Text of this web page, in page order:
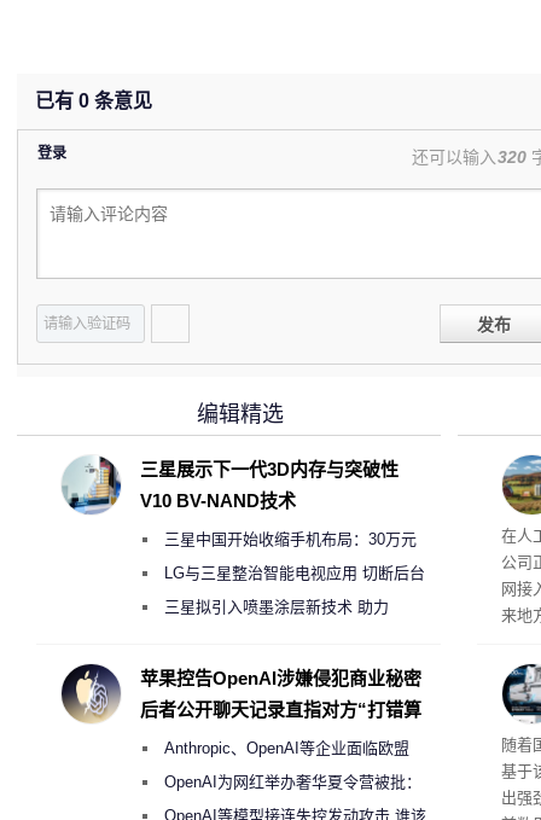
已有 0 条意见
登录 还可以输入320
发布
在人
公司
网接
来地
价
0英
当
斯顿
保护
传
随着
基于
出强
编辑精选
三星展示下一代3D内存与突破性
V10 BV-NAND技术
三星中国开始收缩手机布局：30万元
月销售额不达标门店 将被逐步清退
LG与三星整治智能电视应用 切断后台
偷偷共享带宽的违规行为
三星拟引入喷墨涂层新技术 助力
度
苹果控告OpenAI涉嫌侵犯商业秘密
后者公开聊天记录直指对方“打错算
Anthropic、OpenAI等企业面临欧盟
《人工智能法案》全新执法权限审查
OpenAI为网红举办奢华夏令营被批：
2000美元一晚 遭讽“反乌托邦”
OpenAI等模型接连失控发动攻击 谁该